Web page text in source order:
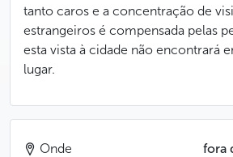
tanto caros e a concentração de
estrangeiros é compensada pelas
esta vista à cidade não encontrará
lugar.
Onde fora